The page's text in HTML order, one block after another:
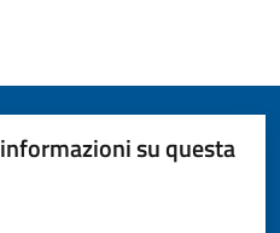
su questa